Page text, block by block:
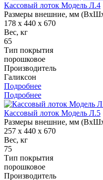
Кассовый лоток Модель Л.4
Размеры внешние, мм
178 x 440 x 670
Вес, кг
65
Тип покрытия
порошковое
Производитель
Галиксон
Подробнее
Подробнее
Кассовый лоток Модель Л.5
Размеры внешние, мм
257 x 440 x 670
Вес, кг
75
Тип покрытия
порошковое
Производитель